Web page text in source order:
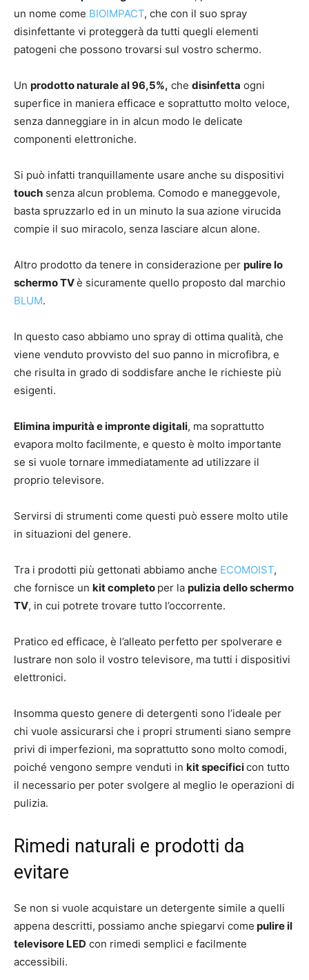
un nome come BIOIMPACT, che con il suo spray
disinfettante vi proteggerà da tutti quegli elementi
patogeni che possono trovarsi sul vostro schermo.
Un prodotto naturale al 96,5%, che disinfetta ogni
superfice in maniera efficace e soprattutto molto veloce,
senza danneggiare in in alcun modo le delicate
componenti elettroniche.
Si può infatti tranquillamente usare anche su dispositivi
touch senza alcun problema. Comodo e maneggevole,
basta spruzzarlo ed in un minuto la sua azione virucida
compie il suo miracolo, senza lasciare alcun alone.
Altro prodotto da tenere in considerazione per pulire lo
schermo TVè sicuramente quello proposto dal marchio
BLUM.
In questo caso abbiamo uno spray di ottima qualità, che
viene venduto provvisto del suo panno in microfibra, e
che risulta in grado di soddisfare anche le richieste più
esigenti.
Elimina impurità e impronte digitali, ma soprattutto
evapora molto facilmente, e questo è molto importante
se si vuole tornare immediatamente ad utilizzare il
proprio televisore.
Servirsi di strumenti come questi può essere molto utile
in situazioni del genere.
Tra i prodotti più gettonati abbiamo anche ECOMOIST,
che fornisce un kit completo per la pulizia dello schermo
TV, in cui potrete trovare tutto l’occorrente.
Pratico ed efficace, è l’alleato perfetto per spolverare e
lustrare non solo il vostro televisore, ma tutti i dispositivi
elettronici.
Insomma questo genere di detergenti sono l’ideale per
chi vuole assicurarsi che i propri strumenti siano sempre
privi di imperfezioni, ma soprattutto sono molto comodi,
poiché vengono sempre venduti in kit specificicon tutto
il necessario per poter svolgere al meglio le operazioni di
pulizia.
Rimedi naturali e prodotti da
evitare
Se non si vuole acquistare un detergente simile a quelli
appena descritti, possiamo anche spiegarvi come pulire il
televisore LED con rimedi semplici e facilmente
accessibili.